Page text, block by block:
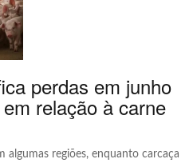
perdas em junho
relação à carne
algumas regiões, enquanto carcaça